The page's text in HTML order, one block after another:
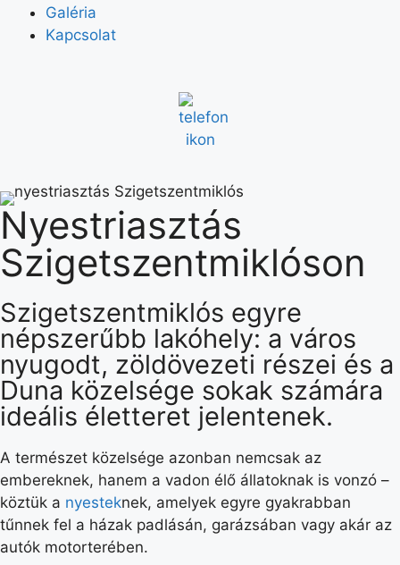
Galéria
Kapcsolat
Nyestriasztás
Szigetszentmiklóson
Szigetszentmiklós egyre
népszerűbb lakóhely: a város
nyugodt, zöldövezeti részei és a
Duna közelsége sokak számára
ideális életteret jelentenek.
A természet közelsége azonban nemcsak az
embereknek, hanem a vadon élő állatoknak is vonzó –
köztük a nyesteknek, amelyek egyre gyakrabban
tűnnek fel a házak padlásán, garázsában vagy akár az
autók motorterében.